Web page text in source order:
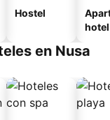
Hostel
hotel
en Nusa